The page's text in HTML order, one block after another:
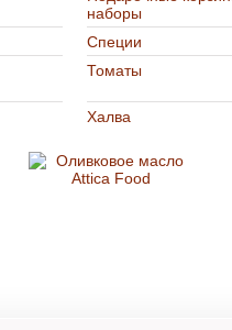
наборы
Специи
Томаты
Халва